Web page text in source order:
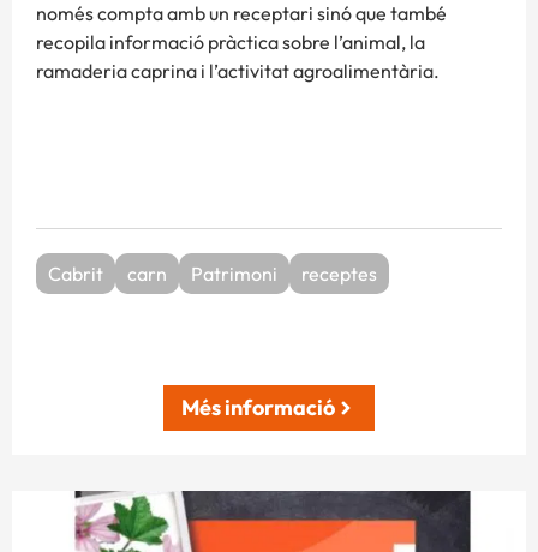
només compta amb un receptari sinó que també
recopila informació pràctica sobre l’animal, la
ramaderia caprina i l’activitat agroalimentària.
Cabrit carn Patrimoni receptes
Més informació